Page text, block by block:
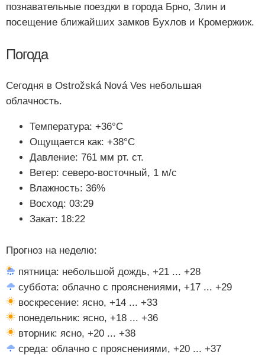
познавательные поездки в города Брно, Злин и
посещение ближайших замков Бухлов и Кромержиж.
Погода
Сегодня в Ostrožská Nová Ves небольшая
облачность.
Температура: +36°C
Ощущается как: +38°C
Давление: 761 мм рт. ст.
Ветер: северо-восточный, 1 м/с
Влажность: 36%
Восход: 03:29
Закат: 18:22
Прогноз на неделю:
пятница: небольшой дождь, +21 ... +28
суббота: облачно с прояснениями, +17 ... +29
воскресение: ясно, +14 ... +33
понедельник: ясно, +18 ... +36
вторник: ясно, +20 ... +38
среда: облачно с прояснениями, +20 ... +37